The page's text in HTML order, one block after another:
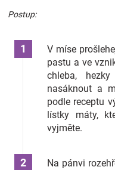
Postup:
V míse
pastu a ve
chleba,
nasáknout a
podle receptu
lístky máty,
vyjměte.
Na pánvi